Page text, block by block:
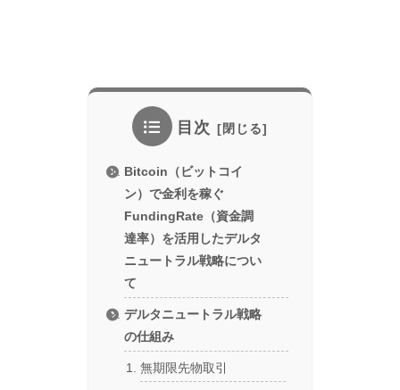
目次
Bitcoin（ビットコイ
ン）で金利を稼ぐ
FundingRate（資金調
達率）を活用したデルタ
ニュートラル戦略につい
て
デルタニュートラル戦略
の仕組み
無期限先物取引